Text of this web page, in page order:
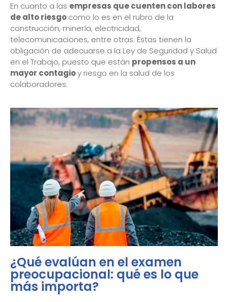
En cuanto a las empresas que cuenten con labores
de alto riesgocomo lo es en el rubro de la
construcción, minería, electricidad,
telecomunicaciones, entre otras. Éstas tienen la
obligación de adecuarse a la Ley de Seguridad y Salud
en el Trabajo, puesto que están propensos a un
mayor contagioy riesgo en la salud de los
colaboradores.
¿Qué evalúan en el examen
preocupacional: qué es lo que
más importa?